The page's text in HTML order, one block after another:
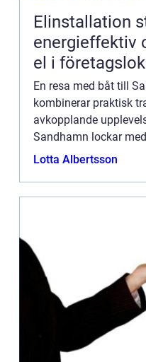
Elinstallation
energieffektiv
el i
En resa med båt till
kombinerar praktisk
avkopplande
Sandhamn lockar
sandstränder,
Lotta Albertsson